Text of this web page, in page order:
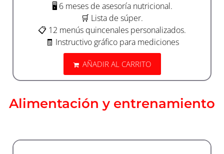
🖥️ 6 meses de asesoría nutricional.
🛒 Lista de súper.
📋 12 menús quincenales personalizados.
🧾 Instructivo gráfico para mediciones
AÑADIR AL CARRITO
Alimentación y entrenamiento